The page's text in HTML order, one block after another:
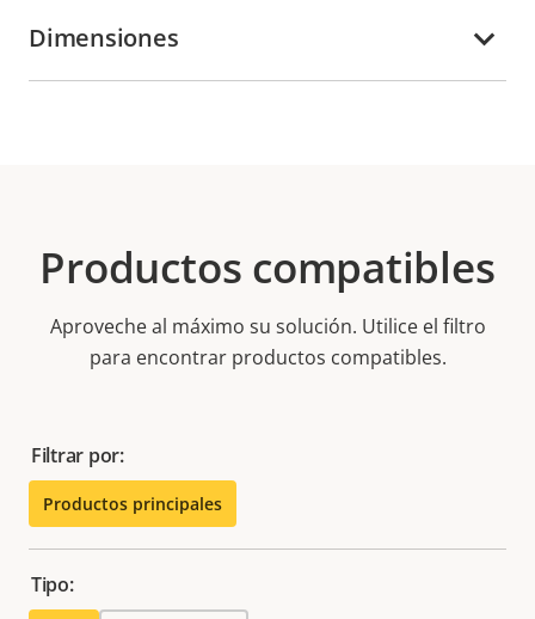
Dimensiones
Productos compatibles
Aproveche al máximo su solución. Utilice el filtro
para encontrar productos compatibles.
Filtrar por:
Productos principales
Tipo: